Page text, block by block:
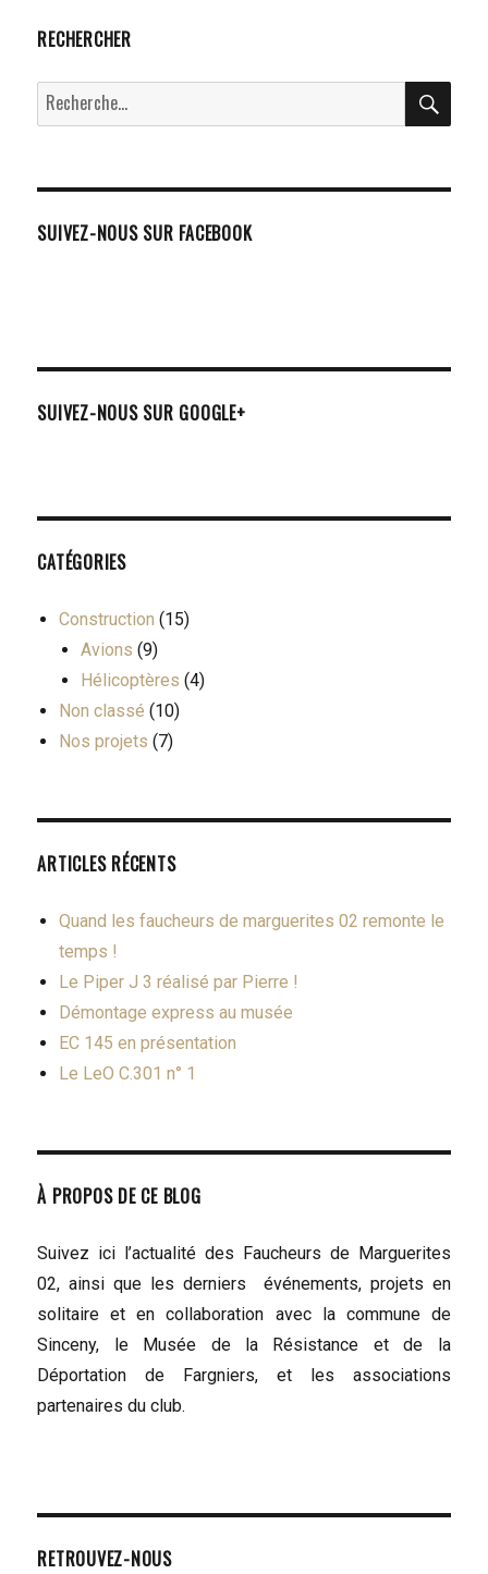
RECHERCHER
Recherche
pour :
SUIVEZ-NOUS SUR FACEBOOK
SUIVEZ-NOUS SUR GOOGLE+
CATÉGORIES
Construction (15)
Avions (9)
Hélicoptères (4)
Non classé (10)
Nos projets (7)
ARTICLES RÉCENTS
Quand les faucheurs de marguerites 02 remonte le
temps !
Le Piper J 3 réalisé par Pierre !
Démontage express au musée
EC 145 en présentation
Le LeO C.301 n° 1
À PROPOS DE CE BLOG
Suivez ici l’actualité des Faucheurs de Marguerites
02, ainsi que les derniers événements, projets en
solitaire et en collaboration avec la commune de
Sinceny, le Musée de la Résistance et de la
Déportation de Fargniers, et les associations
partenaires du club.
RETROUVEZ-NOUS